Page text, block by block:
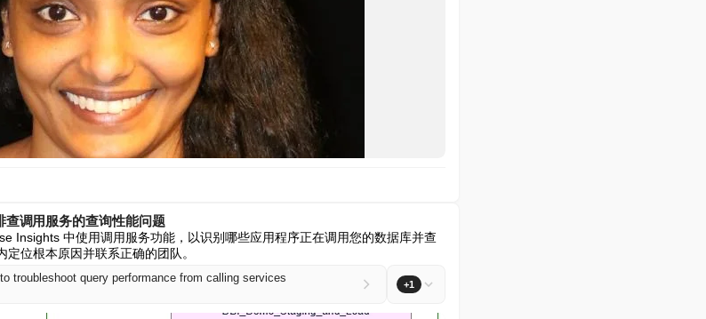
调用服务的查询性能问题
Insights 中使用调用服务功能，以识别哪些应用程序正在调用您的数据库并查
位根本原因并联系正确的团队。
troubleshoot query performance from calling services +1